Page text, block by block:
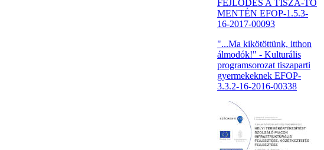
FEJLŐDÉS A TISZA-TÓ
MENTÉN EFOP-1.5.3-
16-2017-00093
"...Ma kikötöttünk, itthon
álmodók!" - Kulturális
programsorozat tiszaparti
gyermekeknek EFOP-
3.3.2-16-2016-00338